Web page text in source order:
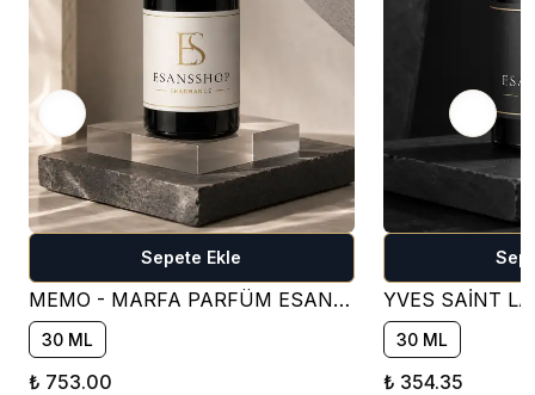
Sepete Ekle
MEMO - MARFA PARFÜM ESANSI ( ÇİÇEKSİ )
30 ML
₺ 753.00
30 ML
₺ 354.35